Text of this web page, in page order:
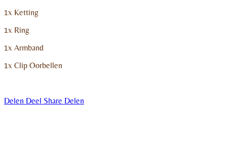
1x Ketting
1x Ring
1x Armband
1x Clip Oorbellen
Delen Deel Share Delen